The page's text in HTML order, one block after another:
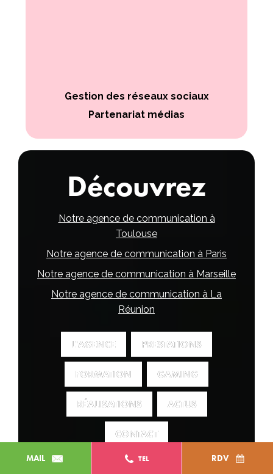
MAIL TEL RDV
Gestion des réseaux sociaux
Partenariat médias
Découvrez
Notre agence de communication à
Toulouse
Notre agence de communication à Paris
Notre agence de communication à Marseille
Notre agence de communication à La
Réunion
L'AGENCE
L'AGENCE PRESTATIONS
PRESTATIONS
FORMATION
FORMATION GAMING
GAMING
RÉALISATIONS
RÉALISATIONS ACTUS
ACTUS
CONTACT
CONTACT